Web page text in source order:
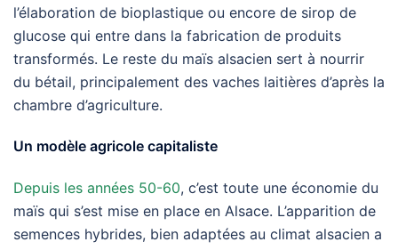
l’élaboration de bioplastique ou encore de sirop de
glucose qui entre dans la fabrication de produits
transformés. Le reste du maïs alsacien sert à nourrir
du bétail, principalement des vaches laitières d’après la
chambre d’agriculture.
Un modèle agricole capitaliste
Depuis les années 50-60, c’est toute une économie du
maïs qui s’est mise en place en Alsace. L’apparition de
semences hybrides, bien adaptées au climat alsacien a